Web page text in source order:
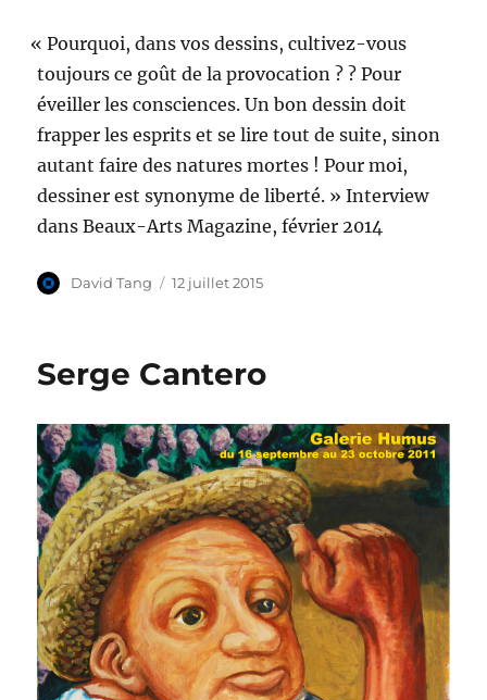
« Pourquoi, dans vos dessins, cul­tivez-vous
tou­jours ce goût de la provo­ca­tion ? ? Pour
éveiller les con­sciences. Un bon dessin doit
frap­per les esprits et se lire tout de suite, sinon
autant faire des natures mortes ! Pour moi,
dessin­er est syn­onyme de lib­erté. » Inter­view
dans Beaux-Arts Mag­a­zine, févri­er 2014
Auteur
David Tang
Publié
12 juillet 2015
Serge Cantero